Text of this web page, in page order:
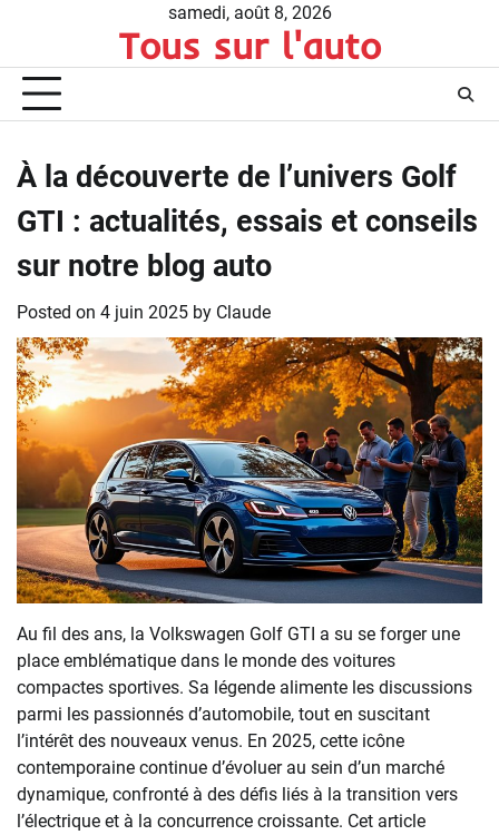
content
samedi, août 8, 2026
Tous sur l'auto
À la découverte de l’univers Golf
GTI : actualités, essais et conseils
sur notre blog auto
Posted on 4 juin 2025 by Claude
Au fil des ans, la Volkswagen Golf GTI a su se forger une
place emblématique dans le monde des voitures
compactes sportives. Sa légende alimente les discussions
parmi les passionnés d’automobile, tout en suscitant
l’intérêt des nouveaux venus. En 2025, cette icône
contemporaine continue d’évoluer au sein d’un marché
dynamique, confronté à des défis liés à la transition vers
l’électrique et à la concurrence croissante. Cet article